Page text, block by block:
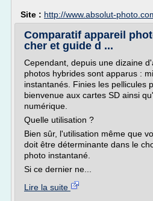
Site : http://www.absolut-
Comparatif appareil
cher et guide d ...
Cependant, depuis une dizaine
photos hybrides sont apparus :
instantanés. Finies les pellicules
bienvenue aux cartes SD ainsi
numérique.
Quelle utilisation ?
Bien sûr, l'utilisation même que
doit être déterminante dans le
photo instantané.
Si ce dernier ne...
Lire la suite